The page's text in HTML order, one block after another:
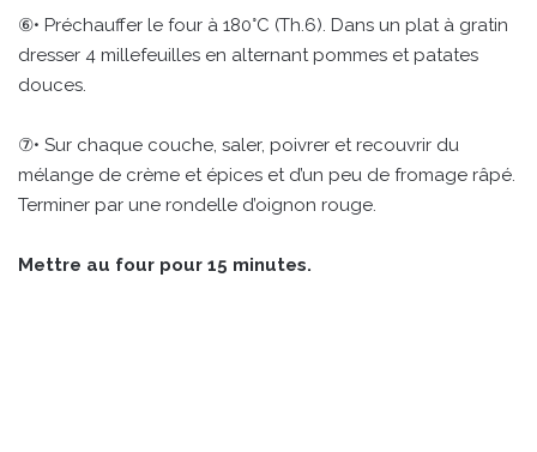
⑥• Préchauffer le four à 180°C (Th.6). Dans un plat à gratin
dresser 4 millefeuilles en alternant pommes et patates
douces.
⑦• Sur chaque couche, saler, poivrer et recouvrir du
mélange de crème et épices et d’un peu de fromage râpé.
Terminer par une rondelle d’oignon rouge.
Mettre au four pour 15 minutes.